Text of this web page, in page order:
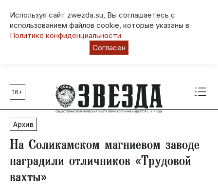
Используя сайт zwezda.su, Вы соглашаетесь с
использованием файлов cookie, которые указаны в
Политике конфиденциальности
Согласен
Главные темы
80 лет Победы
Молодежная столица РФ
СВО
Социальная поддержка
Инфраструктура
16+
Архив
На Соликамском магниевом заводе
наградили отличников «Трудовой
вахты»